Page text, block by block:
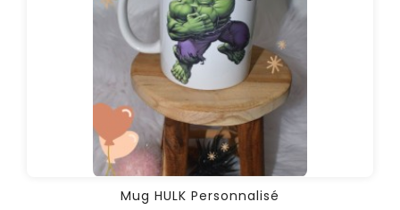
Mug HULK Personnalisé